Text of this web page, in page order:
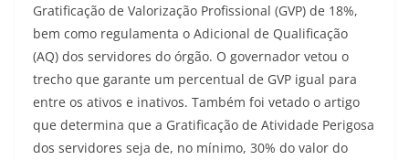
Gratificação de Valorização Profissional (GVP) de 18%,
bem como regulamenta o Adicional de Qualificação
(AQ) dos servidores do órgão. O governador vetou o
trecho que garante um percentual de GVP igual para
entre os ativos e inativos. Também foi vetado o artigo
que determina que a Gratificação de Atividade Perigosa
dos servidores seja de, no mínimo, 30% do valor do